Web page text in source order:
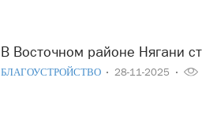
В Восточном районе Нягани
БЛАГОУСТРОЙСТВО 28-11-2025